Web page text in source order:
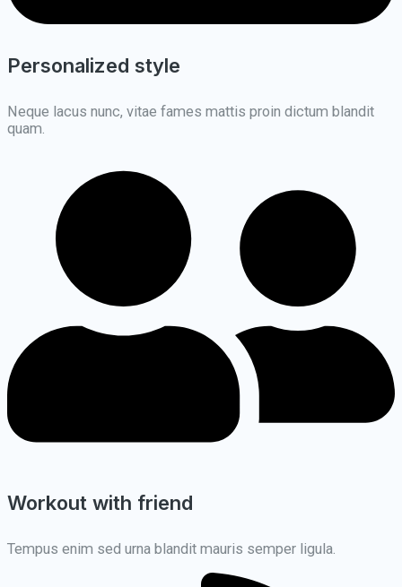
Personalized style
Neque lacus nunc, vitae fames mattis proin dictum blandit
quam.
Workout with friend
Tempus enim sed urna blandit mauris semper ligula.